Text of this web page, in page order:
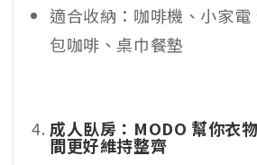
適合收納：咖啡機、小家
包咖啡、桌巾餐墊
成人臥房：MODO 幫你衣
間更好維持整齊